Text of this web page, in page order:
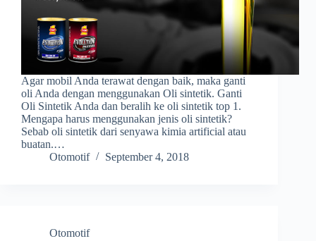
Agar mobil Anda terawat dengan baik, maka ganti
oli Anda dengan menggunakan Oli sintetik. Ganti
Oli Sintetik Anda dan beralih ke oli sintetik top 1.
Mengapa harus menggunakan jenis oli sintetik?
Sebab oli sintetik dari senyawa kimia artificial atau
buatan.…
Otomotif
September 4, 2018
Otomotif